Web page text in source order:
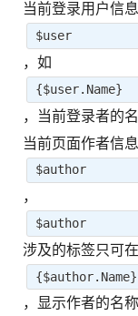
当前登录用户信
$user
，如
{$user.Name}
，当前登录者的
当前页面作者信
$author
，
$author
涉及的标签只可
{$author.Name}
，显示作者的名称